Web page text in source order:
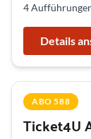
4
Details
ABO 588
Ticket4U